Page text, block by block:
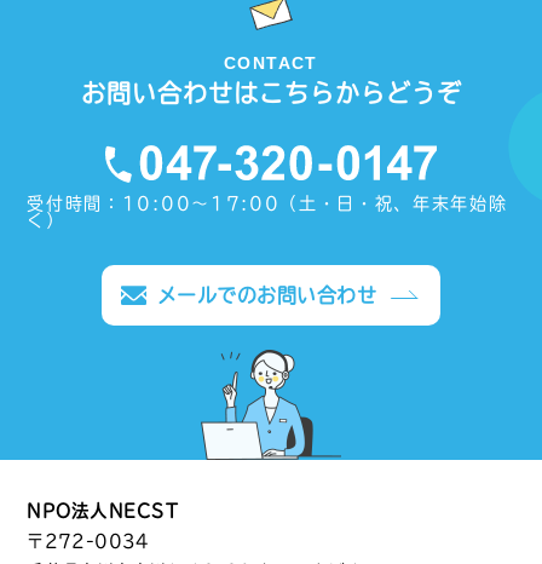
CONTACT
お問い合わせはこちらからどうぞ
受付時間：10:00〜17:00（土・日・祝、年末年始除
く）
メールでのお問い合わせ
NPO法人NECST
〒272-0034